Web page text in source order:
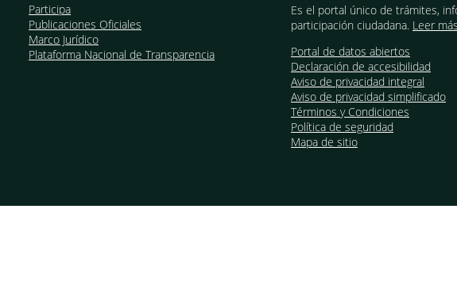
Participa
Publicaciones Oficiales
Marco Jurídico
Plataforma Nacional de Transparencia
Es el portal único de trámites,
participación ciudadana. Leer
Portal de datos abiertos
Declaración de accesibilidad
Aviso de privacidad integral
Aviso de privacidad simplificado
Términos y Condiciones
Política de seguridad
Mapa de sitio